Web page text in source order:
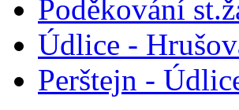
Poděkování
Údlice -
Perštejn -